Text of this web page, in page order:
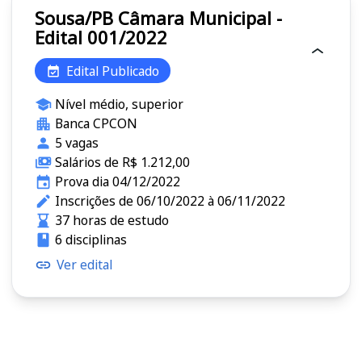
Sousa/PB Câmara Municipal -
Edital 001/2022
Edital Publicado
Nível médio, superior
Banca CPCON
5 vagas
Salários de R$ 1.212,00
Prova dia 04/12/2022
Inscrições de 06/10/2022 à 06/11/2022
37 horas de estudo
6 disciplinas
Ver edital